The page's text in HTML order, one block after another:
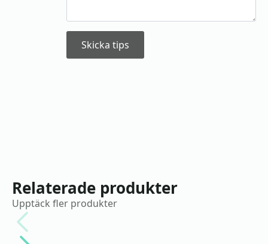
Skicka tips
Relaterade produkter
Upptäck fler produkter